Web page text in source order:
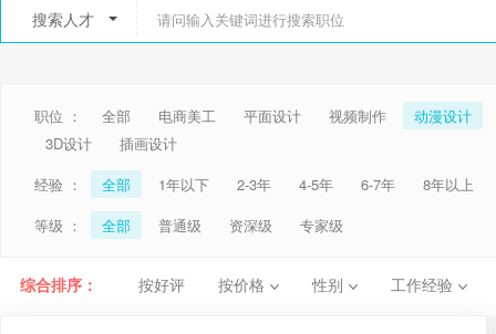
搜索人才
职位 ： 全部 电商美工 平面设计 视频制作
动漫设计
3D设计
插画设计
经验 ：
全部 1年以下 2-3年 4-5年 6-7年
8年以上
等级 ：
全部 普通级 资深级 专家级
综合排序： 按好评 按价格 性别 工作经验